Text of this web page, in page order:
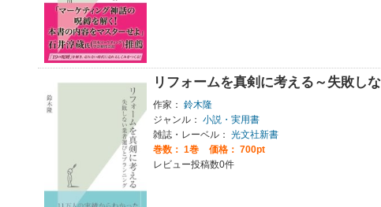
リフォームを真剣に考える～失敗し
作家： 鈴木隆
ジャンル： 小説・実用書
雑誌・レーベル： 光文社新書
巻数： 1巻
価格： 700pt
レビュー投稿数0件